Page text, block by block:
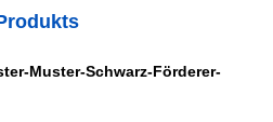
Muster-Schwarz-Förderer-